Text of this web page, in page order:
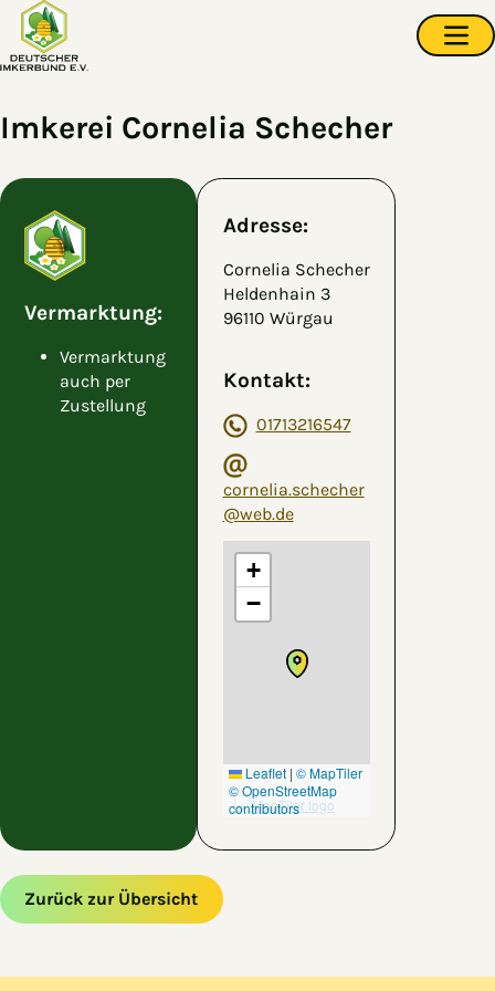
Zum Hauptinhalt springen
Imkerei Cornelia Schecher
Vermarktung:
Vermarktung
auch per
Zustellung
Adresse:
Cornelia Schecher
Heldenhain 3
96110 Würgau
Kontakt:
01713216547
cornelia.schecher
@web.de
+
−
Leaflet | © MapTiler
© OpenStreetMap
contributors
Zurück zur Übersicht